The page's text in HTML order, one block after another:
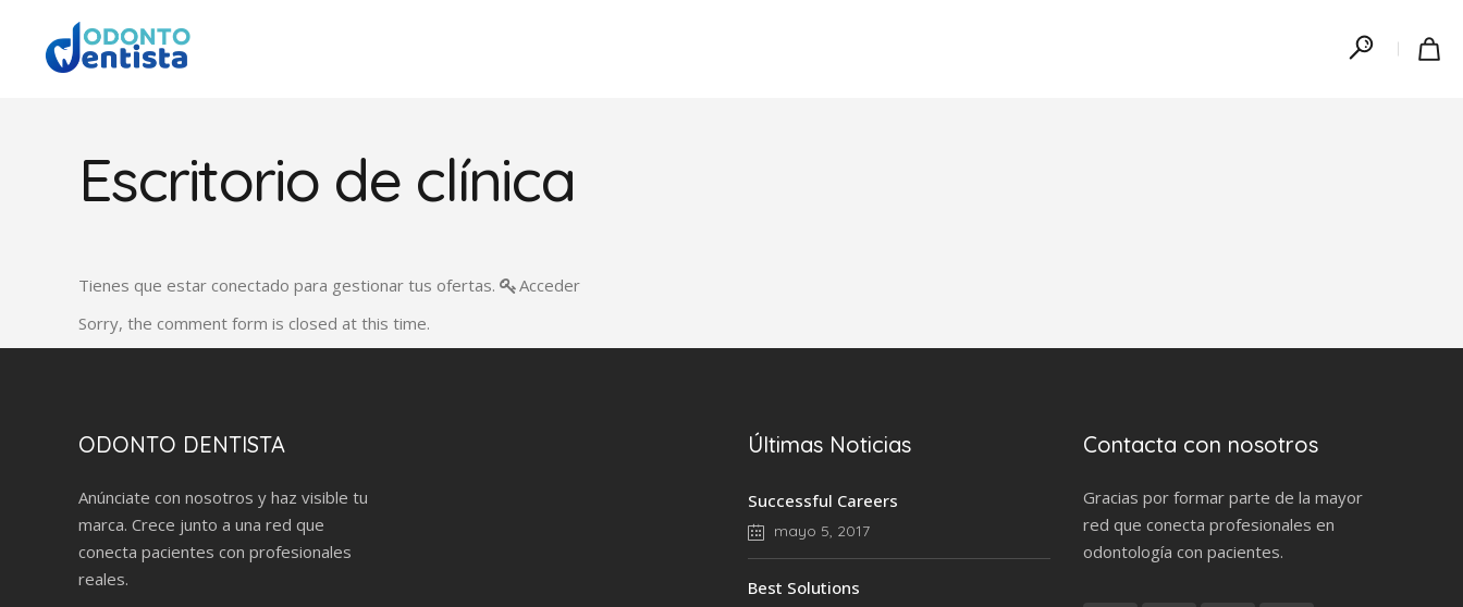
Escritorio de clínica
Tienes que estar conectado para gestionar tus ofertas.
Acceder
Sorry, the comment form is closed at this time.
ODONTO DENTISTA
Anúnciate con nosotros y haz visible tu
marca. Crece junto a una red que
conecta pacientes con profesionales
reales.
Últimas Noticias
Successful Careers
mayo 5, 2017
Best Solutions
Contacta con nosotros
Gracias por formar parte de la mayor
red que conecta profesionales en
odontología con pacientes.